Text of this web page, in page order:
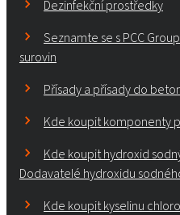
Dezinfekční prostředky
Seznamte se s PCC
surovin
Přísady a přísady do
Kde koupit komponenty
Kde koupit hydroxid
Dodavatelé hydroxidu
Kde koupit kyselinu